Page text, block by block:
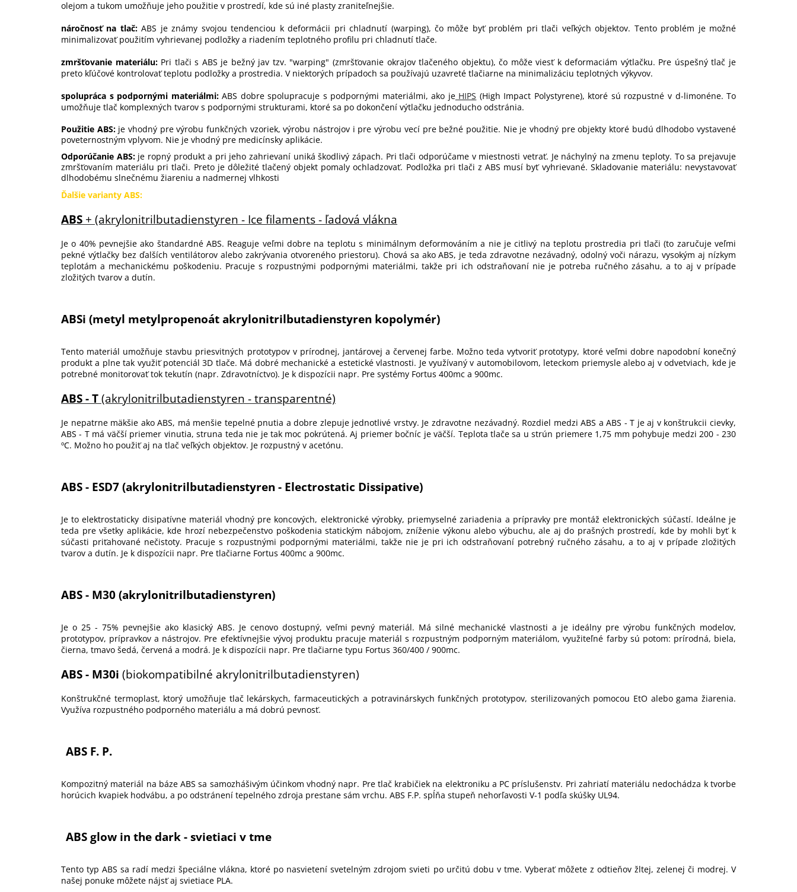
olejom a tukom umožňuje jeho použitie v prostredí, kde sú iné plasty zraniteľnejšie.
náročnosť na tlač:ABS je známy svojou tendenciou k deformácii pri chladnutí (warping), čo môže byť problém pri tlači veľkých objektov. Tento problém je možné
minimalizovať použitím vyhrievanej podložky a riadením teplotného profilu pri chladnutí tlače.
zmršťovanie materiálu:Pri tlači s ABS je bežný jav tzv. "warping" (zmršťovanie okrajov tlačeného objektu), čo môže viesť k deformaciám výtlačku. Pre úspešný tlač je
preto kľúčové kontrolovať teplotu podložky a prostredia. V niektorých prípadoch sa používajú uzavreté tlačiarne na minimalizáciu teplotných výkyvov.
spolupráca s podpornými materiálmi:ABS dobre spolupracuje s podpornými materiálmi, ako jeHIPS (High Impact Polystyrene), ktoré sú rozpustné v d-limonéne. To
umožňuje tlač komplexných tvarov s podpornými strukturami, ktoré sa po dokončení výtlačku jednoducho odstránia.
Použitie ABS: je vhodný pre výrobu funkčných vzoriek, výrobu nástrojov i pre výrobu vecí pre bežné použitie. Nie je vhodný pre objekty ktoré budú dlhodobo vystavené
poveternostným vplyvom. Nie je vhodný pre medicínsky aplikácie.
Odporúčanie ABS:je ropný produkt a pri jeho zahrievaní uniká škodlivý zápach. Pri tlači odporúčame v miestnosti vetrať. Je náchylný na zmenu teploty. To sa prejavuje
zmršťovaním materiálu pri tlači. Preto je dôležité tlačený objekt pomaly ochladzovať. Podložka pri tlači z ABS musí byť vyhrievané. Skladovanie materiálu: nevystavovať
dlhodobému slnečnému žiareniu a nadmernej vlhkosti
Ďalšie varianty ABS:
ABS + (akrylonitrilbutadienstyren - Ice filaments - ľadová vlákna
Je o 40% pevnejšie ako štandardné ABS. Reaguje veľmi dobre na teplotu s minimálnym deformováním a nie je citlivý na teplotu prostredia pri tlači (to zaručuje veľmi
pekné výtlačky bez ďalších ventilátorov alebo zakrývania otvoreného priestoru). Chová sa ako ABS, je teda zdravotne nezávadný, odolný voči nárazu, vysokým aj nízkym
teplotám a mechanickému poškodeniu. Pracuje s rozpustnými podpornými materiálmi, takže pri ich odstraňovaní nie je potreba ručného zásahu, a to aj v prípade
zložitých tvarov a dutín.
ABSi (metyl metylpropenoát akrylonitrilbutadienstyren kopolymér)
Tento materiál umožňuje stavbu priesvitných prototypov v prírodnej, jantárovej a červenej farbe. Možno teda vytvoriť prototypy, ktoré veľmi dobre napodobní konečný
produkt a plne tak využiť potenciál 3D tlače. Má dobré mechanické a estetické vlastnosti. Je využívaný v automobilovom, leteckom priemysle alebo aj v odvetviach, kde je
potrebné monitorovať tok tekutín (napr. Zdravotníctvo). Je k dispozícii napr. Pre systémy Fortus 400mc a 900mc.
ABS - T (akrylonitrilbutadienstyren - transparentné)
Je nepatrne mäkšie ako ABS, má menšie tepelné pnutia a dobre zlepuje jednotlivé vrstvy. Je zdravotne nezávadný. Rozdiel medzi ABS a ABS - T je aj v konštrukcii cievky,
ABS - T má väčší priemer vinutia, struna teda nie je tak moc pokrútená. Aj priemer bočníc je väčší. Teplota tlače sa u strún priemere 1,75 mm pohybuje medzi 200 - 230
ºC. Možno ho použiť aj na tlač veľkých objektov. Je rozpustný v acetónu.
ABS - ESD7 (akrylonitrilbutadienstyren - Electrostatic Dissipative)
Je to elektrostaticky disipatívne materiál vhodný pre koncových, elektronické výrobky, priemyselné zariadenia a prípravky pre montáž elektronických súčastí. Ideálne je
teda pre všetky aplikácie, kde hrozí nebezpečenstvo poškodenia statickým nábojom, zníženie výkonu alebo výbuchu, ale aj do prašných prostredí, kde by mohli byť k
súčasti priťahované nečistoty. Pracuje s rozpustnými podpornými materiálmi, takže nie je pri ich odstraňovaní potrebný ručného zásahu, a to aj v prípade zložitých
tvarov a dutín. Je k dispozícii napr. Pre tlačiarne Fortus 400mc a 900mc.
ABS - M30 (akrylonitrilbutadienstyren)
Je o 25 - 75% pevnejšie ako klasický ABS. Je cenovo dostupný, veľmi pevný materiál. Má silné mechanické vlastnosti a je ideálny pre výrobu funkčných modelov,
prototypov, prípravkov a nástrojov. Pre efektívnejšie vývoj produktu pracuje materiál s rozpustným podporným materiálom, využiteľné farby sú potom: prírodná, biela,
čierna, tmavo šedá, červená a modrá. Je k dispozícii napr. Pre tlačiarne typu Fortus 360/400 / 900mc.
ABS - M30i (biokompatibilné akrylonitrilbutadienstyren)
Konštrukčné termoplast, ktorý umožňuje tlač lekárskych, farmaceutických a potravinárskych funkčných prototypov, sterilizovaných pomocou EtO alebo gama žiarenia.
Využíva rozpustného podporného materiálu a má dobrú pevnosť.
ABS F. P.
Kompozitný materiál na báze ABS sa samozhášivým účinkom vhodný napr. Pre tlač krabičiek na elektroniku a PC príslušenstv. Pri zahriatí materiálu nedochádza k tvorbe
horúcich kvapiek hodvábu, a po odstránení tepelného zdroja prestane sám vrchu. ABS F.P. spĺňa stupeň nehorľavosti V-1 podľa skúšky UL94.
ABS glow in the dark - svietiaci v tme
Tento typ ABS sa radí medzi špeciálne vlákna, ktoré po nasvietení svetelným zdrojom svieti po určitú dobu v tme. Vyberať môžete z odtieňov žltej, zelenej či modrej. V
našej ponuke môžete nájsť aj svietiace PLA.